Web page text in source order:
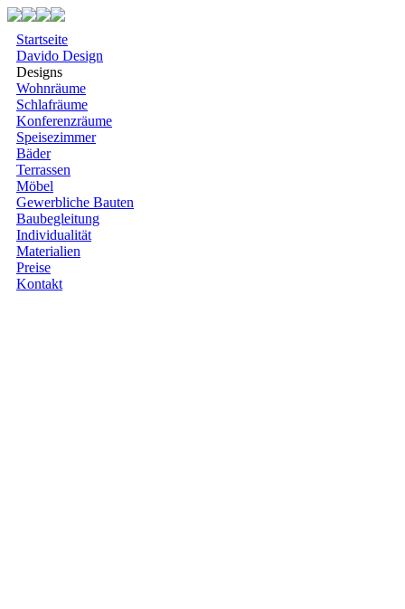
Startseite
Davido Design
Designs
Wohnräume
Schlafräume
Konferenzräume
Speisezimmer
Bäder
Terrassen
Möbel
Gewerbliche Bauten
Baubegleitung
Individualität
Materialien
Preise
Kontakt